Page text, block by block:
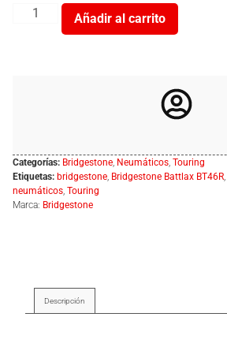
Añadir al carrito
Categorías: Bridgestone, Neumáticos, Touring
Etiquetas: bridgestone, Bridgestone Battlax BT46R,
neumáticos, Touring
Marca: Bridgestone
Descripción